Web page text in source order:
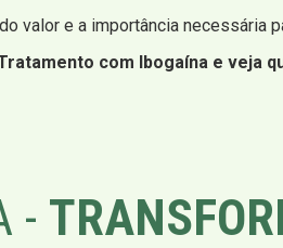
valor e a importância
com Ibogaína e veja
-